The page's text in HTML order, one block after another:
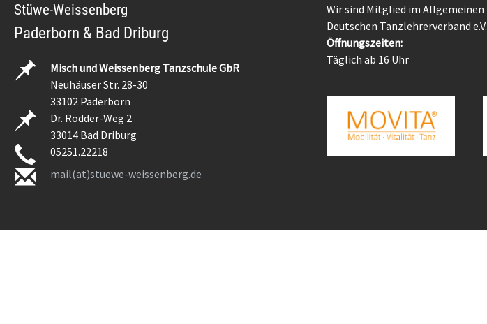
Stüwe-Weissenberg
Paderborn & Bad Driburg
Misch und Weissenberg Tanzschule GbR
Neuhäuser Str. 28-30
33102 Paderborn
Dr. Rödder-Weg 2
33014 Bad Driburg
05251.22218
mail(at)stuewe-weissenberg.de
Wir sind Mitglied im Allgemeinen
Deutschen Tanzlehrerverband e.V.
Öffnungszeiten:
Täglich ab 16 Uhr